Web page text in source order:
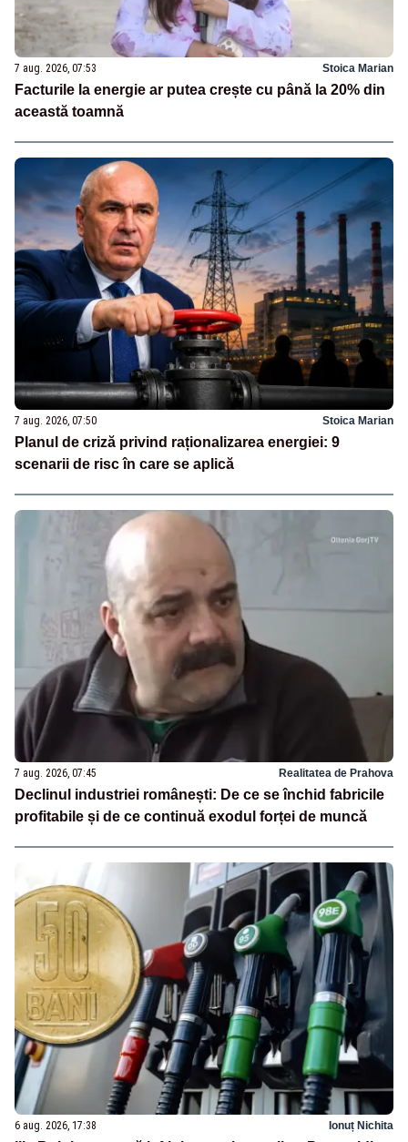
7 aug. 2026, 07:53 Stoica Marian
Facturile la energie ar putea crește cu până la 20% din
această toamnă
7 aug. 2026, 07:50 Stoica Marian
Planul de criză privind raționalizarea energiei: 9
scenarii de risc în care se aplică
7 aug. 2026, 07:45 Realitatea de Prahova
Declinul industriei românești: De ce se închid fabricile
profitabile și de ce continuă exodul forței de muncă
6 aug. 2026, 17:38 Ionuț Nichita